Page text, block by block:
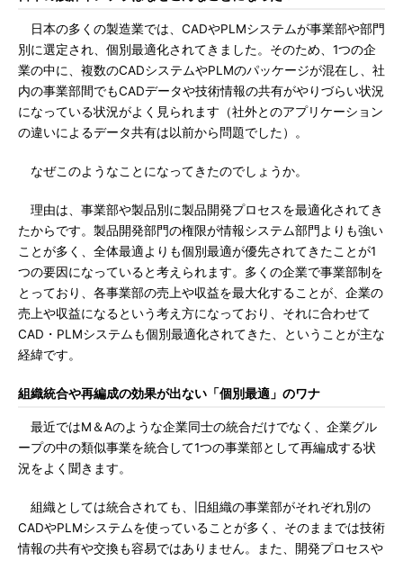
日本の多くの製造業では、CADやPLMシステムが事業部や部門
別に選定され、個別最適化されてきました。そのため、1つの企
業の中に、複数のCADシステムやPLMのパッケージが混在し、社
内の事業部間でもCADデータや技術情報の共有がやりづらい状況
になっている状況がよく見られます（社外とのアプリケーション
の違いによるデータ共有は以前から問題でした）。
なぜこのようなことになってきたのでしょうか。
理由は、事業部や製品別に製品開発プロセスを最適化されてき
たからです。製品開発部門の権限が情報システム部門よりも強い
ことが多く、全体最適よりも個別最適が優先されてきたことが1
つの要因になっていると考えられます。多くの企業で事業部制を
とっており、各事業部の売上や収益を最大化することが、企業の
売上や収益になるという考え方になっており、それに合わせて
CAD・PLMシステムも個別最適化されてきた、ということが主な
経緯です。
組織統合や再編成の効果が出ない「個別最適」のワナ
最近ではM＆Aのような企業同士の統合だけでなく、企業グル
ープの中の類似事業を統合して1つの事業部として再編成する状
況をよく聞きます。
組織としては統合されても、旧組織の事業部がそれぞれ別の
CADやPLMシステムを使っていることが多く、そのままでは技術
情報の共有や交換も容易ではありません。また、開発プロセスや